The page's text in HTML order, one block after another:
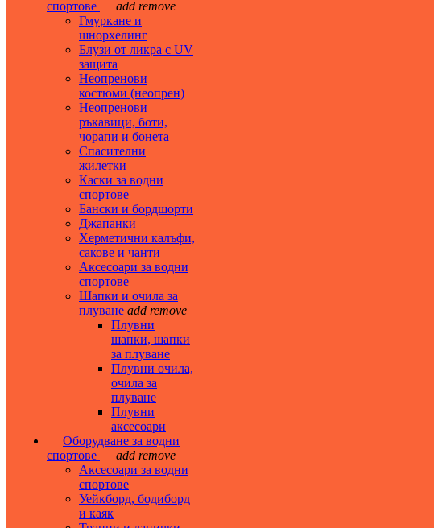
спортове
add remove
Гмуркане и
шнорхелинг
Блузи от ликра с UV
защита
Неопренови
костюми (неопрен)
Неопренови
ръкавици, боти,
чорапи и бонета
Спасителни
жилетки
Каски за водни
спортове
Бански и бордшорти
Джапанки
Херметични калъфи,
сакове и чанти
Аксесоари за водни
спортове
Шапки и очила за
плуване add remove
Плувни
шапки, шапки
за плуване
Плувни очила,
очила за
плуване
Плувни
аксесоари
Оборудване за водни
спортове
add remove
Аксесоари за водни
спортове
Уейкборд, бодиборд
и каяк